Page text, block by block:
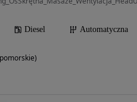
Diesel Automatyczna